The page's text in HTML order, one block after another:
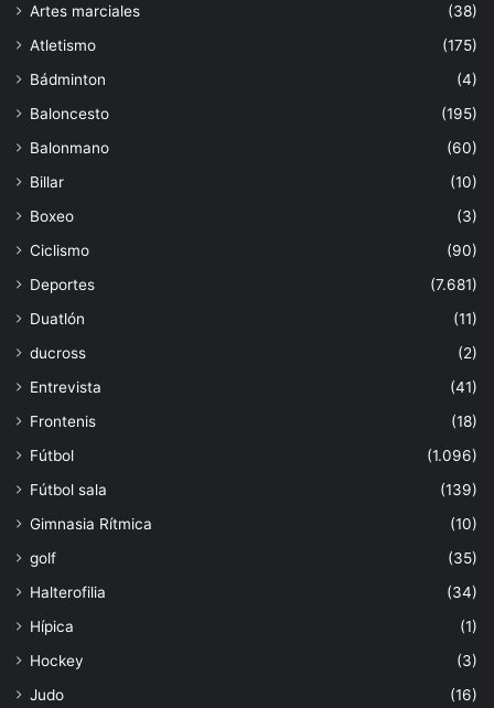
Artes marciales
(38)
Atletismo
(175)
Bádminton
(4)
Baloncesto
(195)
Balonmano
(60)
Billar
(10)
Boxeo
(3)
Ciclismo
(90)
Deportes
(7.681)
Duatlón
(11)
ducross
(2)
Entrevista
(41)
Frontenis
(18)
Fútbol
(1.096)
Fútbol sala
(139)
Gimnasia Rítmica
(10)
golf
(35)
Halterofilia
(34)
Hípica
(1)
Hockey
(3)
Judo
(16)